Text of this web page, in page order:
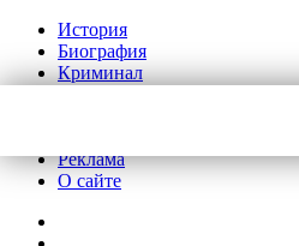
История
Биография
Криминал
Реклама
О сайте